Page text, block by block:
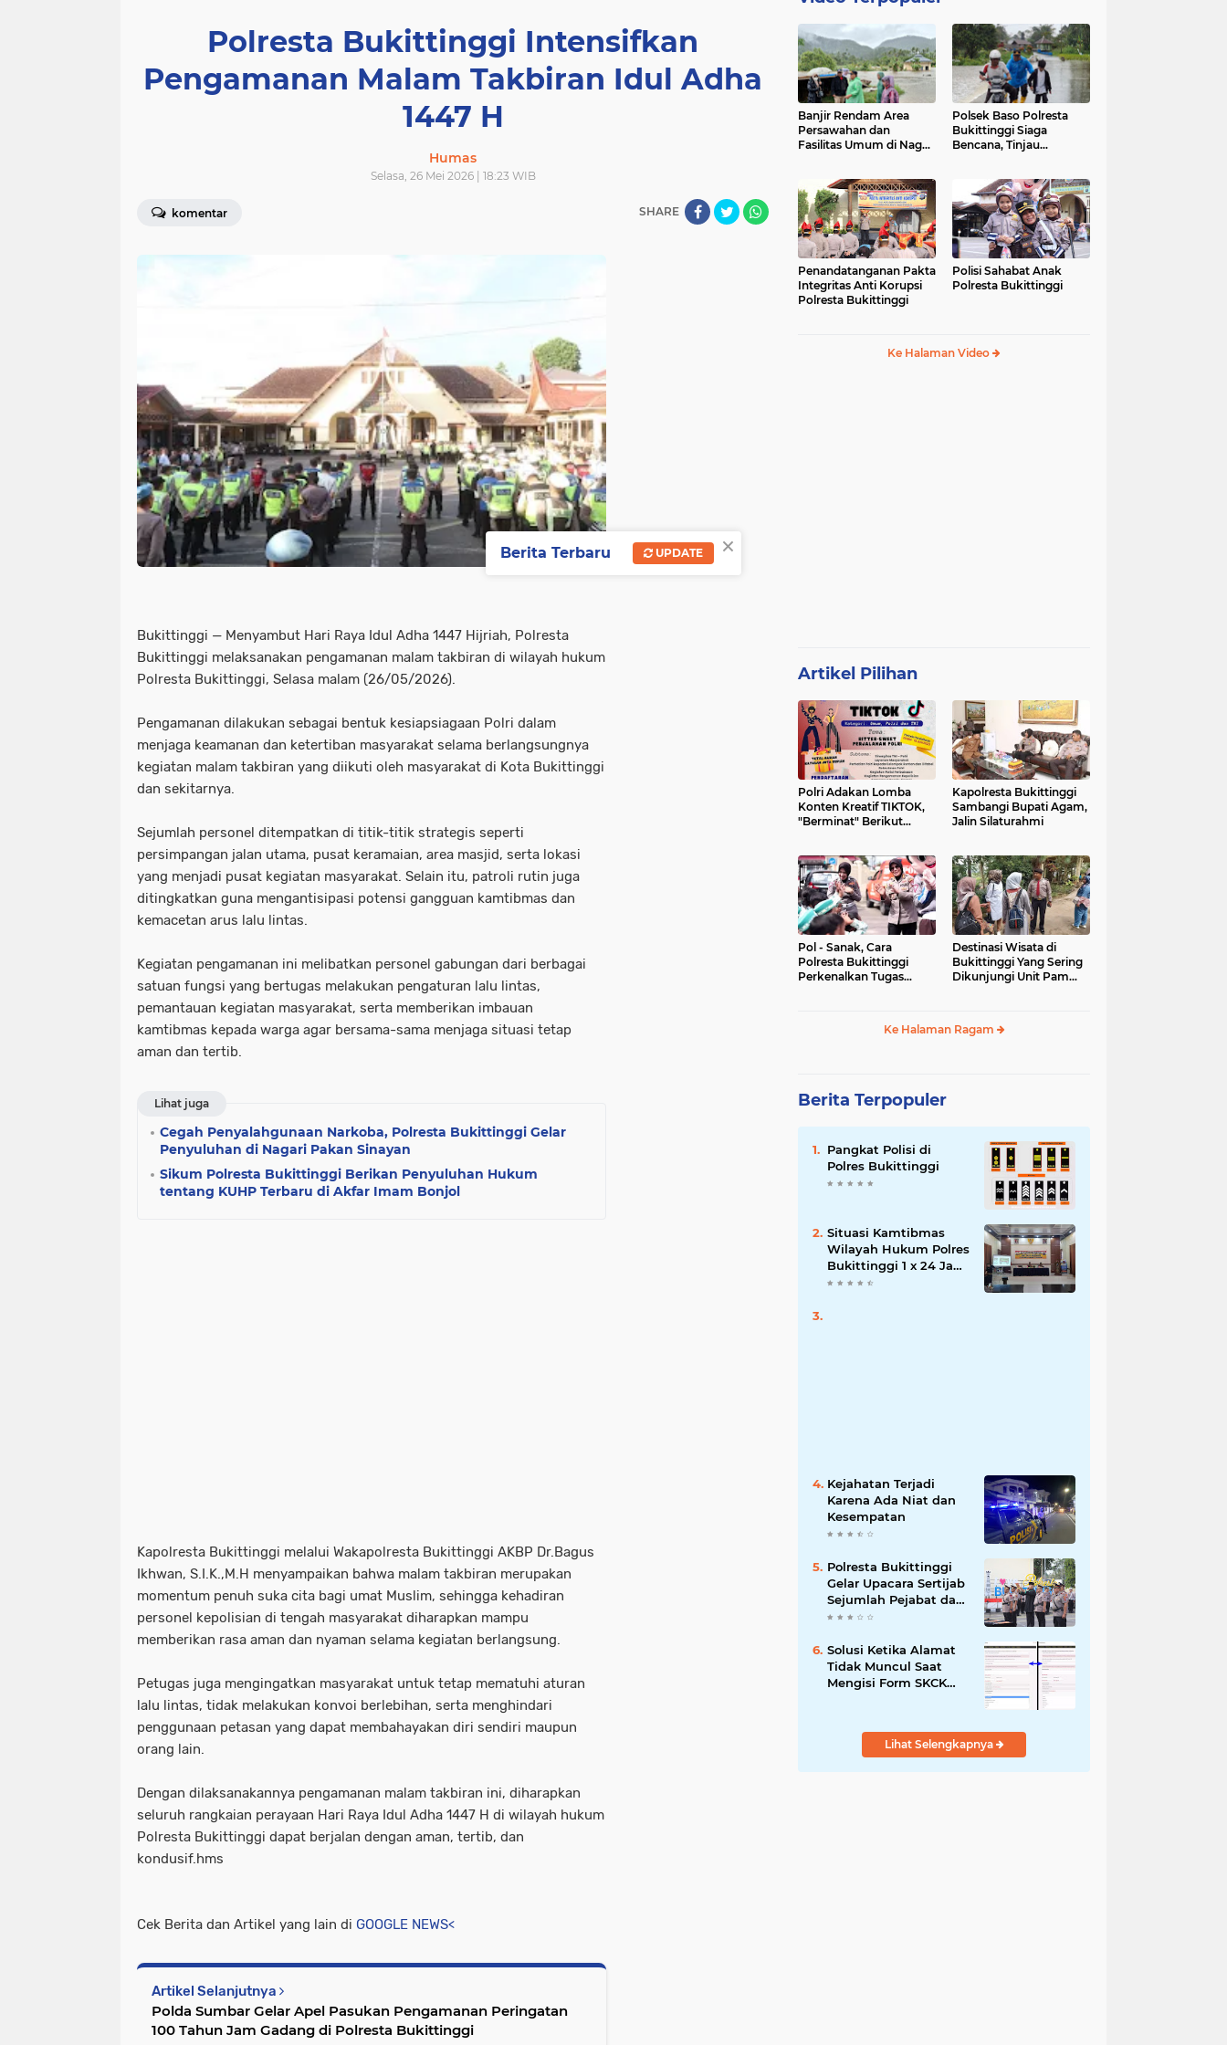
Polresta Bukittinggi Intensifkan
Pengamanan Malam Takbiran Idul Adha
1447 H
Humas
Selasa, 26 Mei 2026 | 18:23 WIB
komentar SHARE
Bukittinggi — Menyambut Hari Raya Idul Adha 1447 Hijriah, Polresta
Bukittinggi melaksanakan pengamanan malam takbiran di wilayah hukum
Polresta Bukittinggi, Selasa malam (26/05/2026).
Pengamanan dilakukan sebagai bentuk kesiapsiagaan Polri dalam
menjaga keamanan dan ketertiban masyarakat selama berlangsungnya
kegiatan malam takbiran yang diikuti oleh masyarakat di Kota Bukittinggi
dan sekitarnya.
Sejumlah personel ditempatkan di titik-titik strategis seperti
persimpangan jalan utama, pusat keramaian, area masjid, serta lokasi
yang menjadi pusat kegiatan masyarakat. Selain itu, patroli rutin juga
ditingkatkan guna mengantisipasi potensi gangguan kamtibmas dan
kemacetan arus lalu lintas.
Kegiatan pengamanan ini melibatkan personel gabungan dari berbagai
satuan fungsi yang bertugas melakukan pengaturan lalu lintas,
pemantauan kegiatan masyarakat, serta memberikan imbauan
kamtibmas kepada warga agar bersama-sama menjaga situasi tetap
aman dan tertib.
Lihat juga
Cegah Penyalahgunaan Narkoba, Polresta Bukittinggi Gelar
Penyuluhan di Nagari Pakan Sinayan
Sikum Polresta Bukittinggi Berikan Penyuluhan Hukum
tentang KUHP Terbaru di Akfar Imam Bonjol
Kapolresta Bukittinggi melalui Wakapolresta Bukittinggi AKBP Dr.Bagus
Ikhwan, S.I.K.,M.H menyampaikan bahwa malam takbiran merupakan
momentum penuh suka cita bagi umat Muslim, sehingga kehadiran
personel kepolisian di tengah masyarakat diharapkan mampu
memberikan rasa aman dan nyaman selama kegiatan berlangsung.
Petugas juga mengingatkan masyarakat untuk tetap mematuhi aturan
lalu lintas, tidak melakukan konvoi berlebihan, serta menghindari
penggunaan petasan yang dapat membahayakan diri sendiri maupun
orang lain.
Dengan dilaksanakannya pengamanan malam takbiran ini, diharapkan
seluruh rangkaian perayaan Hari Raya Idul Adha 1447 H di wilayah hukum
Polresta Bukittinggi dapat berjalan dengan aman, tertib, dan
kondusif.hms
Cek Berita dan Artikel yang lain di GOOGLE NEWS<
Artikel Selanjutnya
Polda Sumbar Gelar Apel Pasukan Pengamanan Peringatan
100 Tahun Jam Gadang di Polresta Bukittinggi
Banjir Rendam Area
Persawahan dan
Fasilitas Umum di Nagari
Polsek Baso Polresta
Bukittinggi Siaga
Bencana, Tinjau
Penandatanganan Pakta
Integritas Anti Korupsi
Polresta Bukittinggi
Polisi Sahabat Anak
Polresta Bukittinggi
Ke Halaman Video
Artikel Pilihan
Polri Adakan Lomba
Konten Kreatif TIKTOK,
"Berminat" Berikut
Kapolresta Bukittinggi
Sambangi Bupati Agam,
Jalin Silaturahmi
Pol - Sanak, Cara
Polresta Bukittinggi
Perkenalkan Tugas
Destinasi Wisata di
Bukittinggi Yang Sering
Dikunjungi Unit Pam
Ke Halaman Ragam
Berita Terpopuler
Pangkat Polisi di
Polres Bukittinggi
Situasi Kamtibmas
Wilayah Hukum Polres
Bukittinggi 1 x 24 Jam
Senin 27 Juni 2022
Kejahatan Terjadi
Karena Ada Niat dan
Kesempatan
Polresta Bukittinggi
Gelar Upacara Sertijab
Sejumlah Pejabat dan
laporan Kenaikan
Solusi Ketika Alamat
Tidak Muncul Saat
Mengisi Form SKCK
Lihat Selengkapnya
×
Berita Terbaru UPDATE